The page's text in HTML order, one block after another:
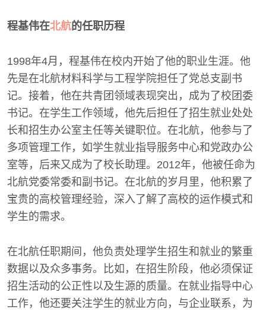
程基伟在北航的任职历程
1998年4月，程基伟在校内开始了他的职业生涯。他
先是在北航材料科学与工程学院担任了党总支副书
记。接着，他在共青团领域表现突出，成为了校团委
书记。在学生工作领域，他先后担任了招生就业处处
长和招生办公室主任等关键职位。在北航，他参与了
多项管理工作，如学生就业指导服务中心和党政办公
室等，后来又成为了校长助理。2012年，他被任命为
北航党委常委和副书记。在北航的岁月里，他积累了
宝贵的高校管理经验，深入了解了高校的运作模式和
学生的需求。
在北航任职期间，他负责处理学生招生和就业的繁重
数据以及众多事务。比如，在招生阶段，他必须保证
招生活动的公正性以及生源的质量。在就业指导中心
工作，他还要关注学生的就业方向，与企业联系，为